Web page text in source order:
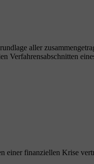
aller
Verfahrensabschnitten
einer finanziellen Krise